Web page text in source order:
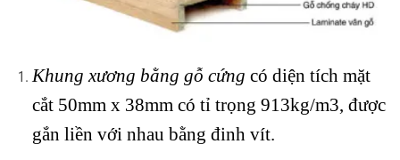
Khung xương bằng gỗ cứng có diện tích mặt
cắt 50mm x 38mm có tỉ trọng 913kg/m3, được
gắn liền với nhau bằng đinh vít.